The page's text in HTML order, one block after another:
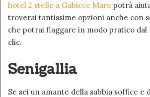
hotel 2 stelle a Gabicce Mare potrà
troverai tantissime opzioni anche con
che potrai flaggare in modo pratico dal
clic.
Senigallia
Se sei un amante della sabbia soffice e